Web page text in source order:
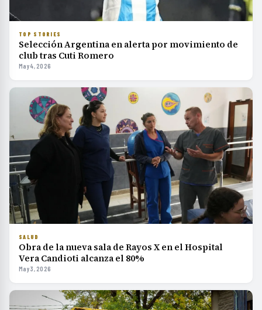
TOP STORIES
Selección Argentina en alerta por movimiento de
club tras Cuti Romero
May 4, 2026
SALUD
Obra de la nueva sala de Rayos X en el Hospital
Vera Candioti alcanza el 80%
May 3, 2026